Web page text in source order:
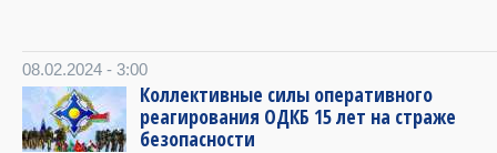
08.02.2024 - 3:00
Коллективные силы оперативного
реагирования ОДКБ 15 лет на страже
безопасности